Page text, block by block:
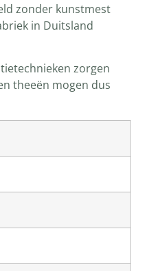
zonder kunstmest
in Duitsland
zorgen
theeën mogen dus